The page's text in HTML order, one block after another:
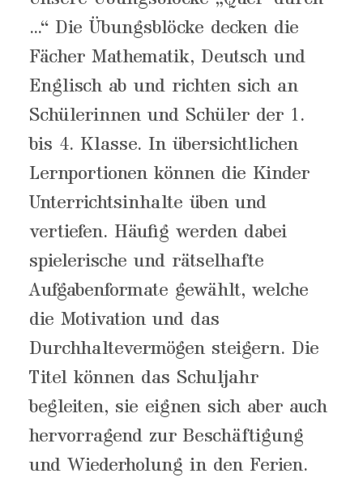
...“ Die Übungsblöcke decken die
Fächer Mathematik, Deutsch und
Englisch ab und richten sich an
Schülerinnen und Schüler der 1.
bis 4. Klasse. In übersichtlichen
Lernportionen können die Kinder
Unterrichtsinhalte üben und
vertiefen. Häufig werden dabei
spielerische und rätselhafte
Aufgabenformate gewählt, welche
die Motivation und das
Durchhaltevermögen steigern. Die
Titel können das Schuljahr
begleiten, sie eignen sich aber auch
hervorragend zur Beschäftigung
und Wiederholung in den Ferien.